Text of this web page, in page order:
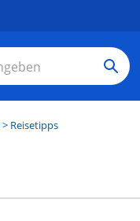
> Reisetipps